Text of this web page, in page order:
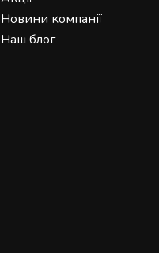
Новини компанії
Наш блог